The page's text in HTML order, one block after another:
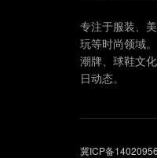
专注于服装、
玩等时尚领域
潮牌、球鞋文
日动态。
冀ICP备